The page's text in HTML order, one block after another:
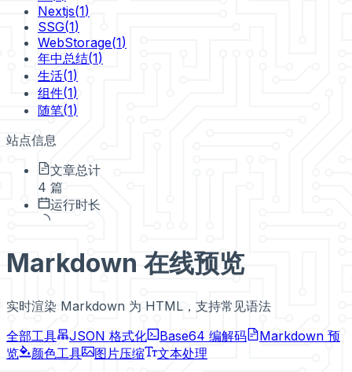
Nextjs(1)
SSG(1)
WebStorage(1)
年中总结(1)
生活(1)
组件(1)
随笔(1)
站点信息
文章总计
4 篇
运行时长
Markdown 在线预览
实时渲染 Markdown 为 HTML，支持常见语法
全部工具
JSON 格式化 Base64 编解码
Markdown 预
览
颜色工具 图片压缩 文本处理